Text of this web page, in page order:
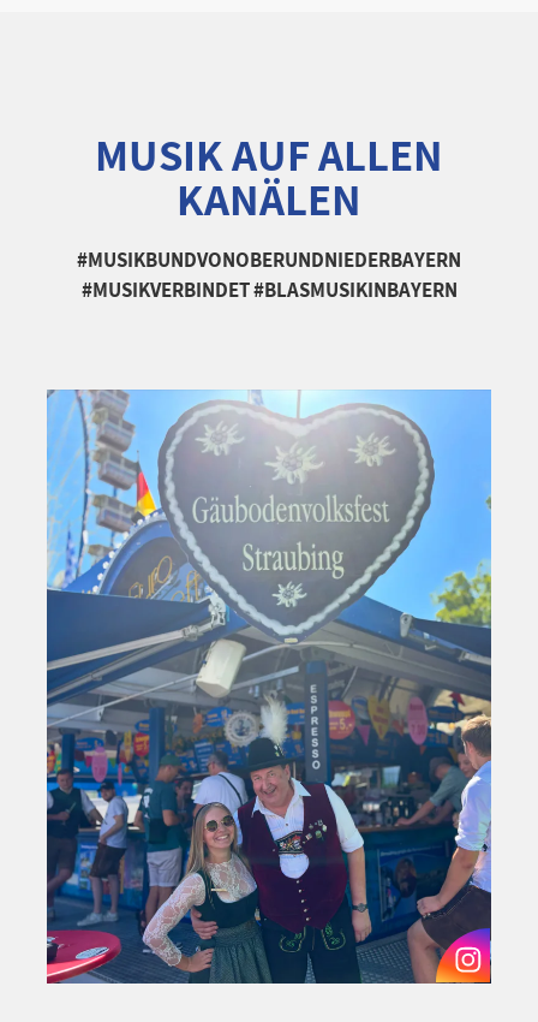
MUSIK AUF ALLEN
KANÄLEN
#MUSIKBUNDVONOBERUNDNIEDERBAYERN
#MUSIKVERBINDET #BLASMUSIKINBAYERN